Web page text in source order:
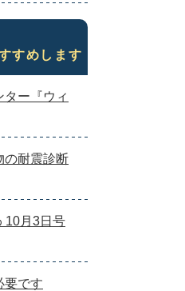
すめします
ー『ウィ
の耐震診断
10月3日号
要です